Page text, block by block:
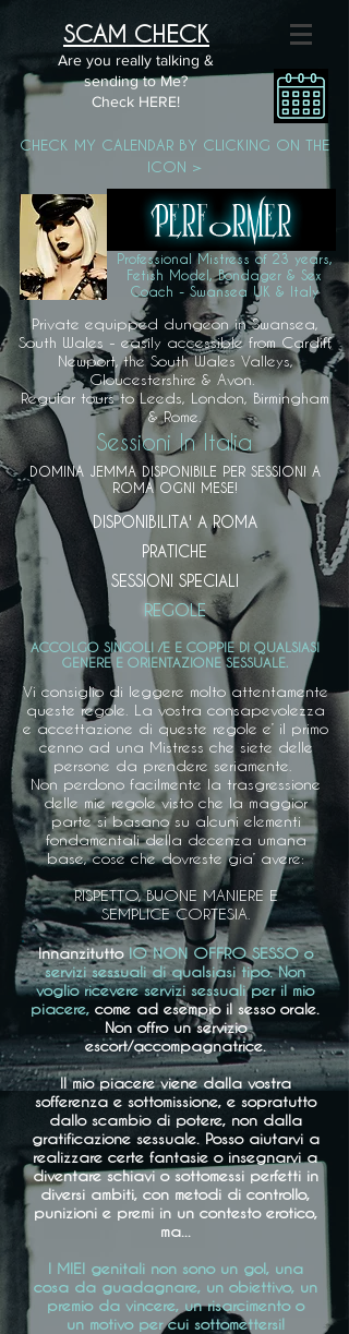
SCAM CHECK
Are you really talking &
sending to Me?
Check HERE!
CHECK MY CALENDAR BY CLICKING ON THE
ICON >
Professional Mistress of 23 years,
Fetish Model, Bondager & Sex
Coach - Swansea UK & Italy
Private equipped dungeon in Swansea,
South Wales - easily accessible from Cardiff,
Newport, the South Wales Valleys,
Gloucestershire & Avon.
Regular tours to Leeds, London, Birmingham
& Rome.
Sessioni In Italia
DOMINA JEMMA DISPONIBILE PER SESSIONI A
ROMA OGNI MESE!
DISPONIBILITA' A ROMA
PRATICHE
SESSIONI SPECIALI
REGOLE
ACCOLGO SINGOLI /E E COPPIE DI QUALSIASI
GENERE E ORIENTAZIONE SESSUALE.
Vi consiglio di leggere molto attentamente
queste regole. La vostra consapevolezza
e accettazione di queste regole e’ il primo
cenno ad una Mistress che siete delle
persone da prendere seriamente. ​
Non perdono facilmente la trasgressione
delle mie regole visto che la maggior
parte si basano su alcuni elementi
fondamentali della decenza umana
base, cose che dovreste gia’ avere:
RISPETTO, BUONE MANIERE E
SEMPLICE CORTESIA.
Innanzitutto IO NON OFFRO SESSO o
servizi sessuali di qualsiasi tipo. Non
voglio ricevere servizi sessuali per il mio
piacere, come ad esempio il sesso orale.
Non offro un servizio
escort/accompagnatrice.
Il mio piacere viene dalla vostra
sofferenza e sottomissione, e sopratutto
dallo scambio di potere, non dalla
gratificazione sessuale. Posso aiutarvi a
realizzare certe fantasie o insegnarvi a
diventare schiavi o sottomessi perfetti in
diversi ambiti, con metodi di controllo,
punizioni e premi in un contesto erotico,
ma...
I MIEI genitali non sono un gol, una
cosa da guadagnare, un obiettivo, un
premio da vincere, un risarcimento o
un motivo per cui sottomettersi!